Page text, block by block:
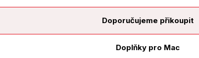
Doporučujeme přikoupit
Doplňky pro Mac